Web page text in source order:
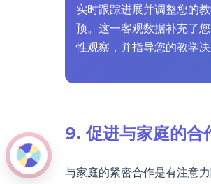
实时跟踪进展并调整您的
预。这一客观数据补充了
性观察，并指导您的教学决
9. 促进与家庭的合
与家庭的紧密合作是有注意